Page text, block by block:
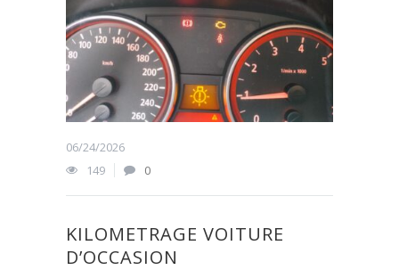
06/24/2026
149
0
KILOMETRAGE VOITURE
D’OCCASION